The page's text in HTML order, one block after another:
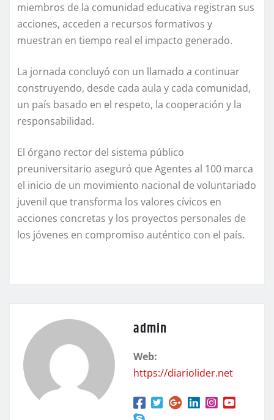
miembros de la comunidad educativa registran sus
acciones, acceden a recursos formativos y
muestran en tiempo real el impacto generado.
La jornada concluyó con un llamado a continuar
construyendo, desde cada aula y cada comunidad,
un país basado en el respeto, la cooperación y la
responsabilidad.
El órgano rector del sistema público
preuniversitario aseguró que Agentes al 100 marca
el inicio de un movimiento nacional de voluntariado
juvenil que transforma los valores cívicos en
acciones concretas y los proyectos personales de
los jóvenes en compromiso auténtico con el país.
admin
Web:
https://diariolider.net